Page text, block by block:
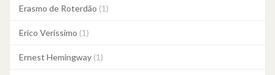
Erasmo de Roterdão (1)
Erico Verissimo (1)
Ernest Hemingway (1)